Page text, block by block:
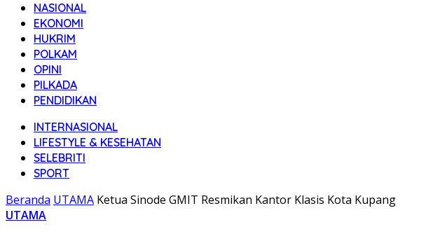
NASIONAL
EKONOMI
HUKRIM
POLKAM
OPINI
PILKADA
PENDIDIKAN
INTERNASIONAL
LIFESTYLE & KESEHATAN
SELEBRITI
SPORT
Beranda UTAMA Ketua Sinode GMIT Resmikan Kantor Klasis Kota Kupang
UTAMA